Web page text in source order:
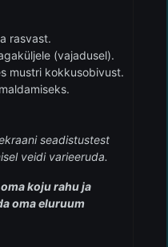
rasvast.
(vajadusel).
mustri kokkusobivust.
seadistustest
veidi varieeruda.
koju rahu ja
oma eluruum